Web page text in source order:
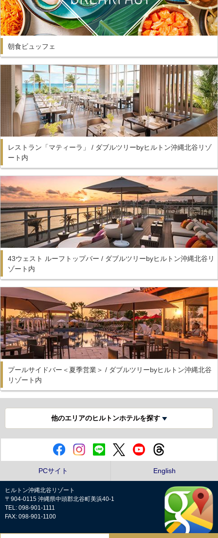
朝食ビュッフェ
レストラン「マティーラ」 / ダブルツリーbyヒルトン沖縄北谷リゾ
ート内
43ウェスト ルーフトップバー / ダブルツリーbyヒルトン沖縄北谷リ
ゾート内
プールサイドバー＜夏季営業＞ / ダブルツリーbyヒルトン沖縄北谷
リゾート内
他のエリアのヒルトンホテルを探す
PCサイト English
ヒルトン沖縄北谷リゾート
〒904-0115 沖縄県中頭郡北谷町美浜40-1
TEL: 098-901-1111
FAX: 098-901-1100